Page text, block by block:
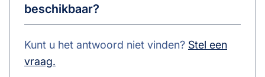
beschikbaar?
Kunt u het antwoord niet vinden? Stel een
vraag.